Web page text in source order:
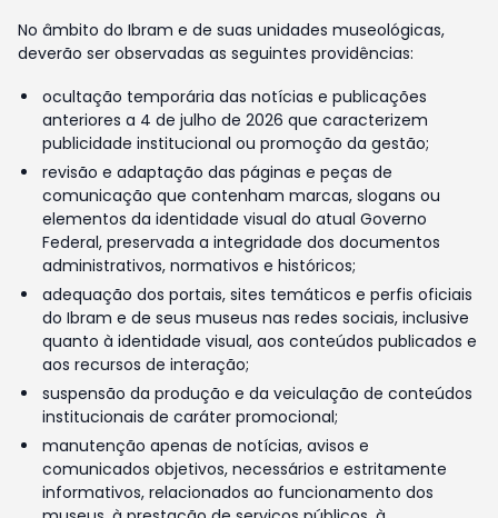
No âmbito do Ibram e de suas unidades museológicas,
deverão ser observadas as seguintes providências:
ocultação temporária das notícias e publicações
anteriores a 4 de julho de 2026 que caracterizem
publicidade institucional ou promoção da gestão;
revisão e adaptação das páginas e peças de
comunicação que contenham marcas, slogans ou
elementos da identidade visual do atual Governo
Federal, preservada a integridade dos documentos
administrativos, normativos e históricos;
adequação dos portais, sites temáticos e perfis oficiais
do Ibram e de seus museus nas redes sociais, inclusive
quanto à identidade visual, aos conteúdos publicados e
aos recursos de interação;
suspensão da produção e da veiculação de conteúdos
institucionais de caráter promocional;
manutenção apenas de notícias, avisos e
comunicados objetivos, necessários e estritamente
informativos, relacionados ao funcionamento dos